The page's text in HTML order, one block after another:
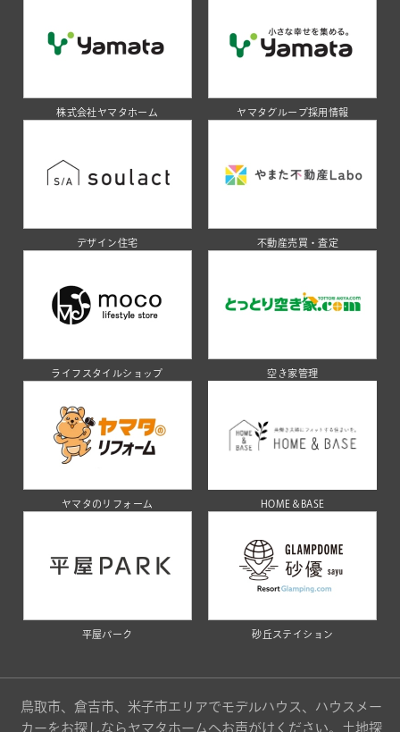
株式会社ヤマタホーム ヤマタグループ採用情報
デザイン住宅 不動産売買・査定
ライフスタイルショップ 空き家管理
ヤマタのリフォーム HOME＆BASE
平屋パーク 砂丘ステイション
鳥取市、倉吉市、米子市エリアでモデルハウス、ハウスメー
カーをお探しならヤマタホームへお声がけください。土地探